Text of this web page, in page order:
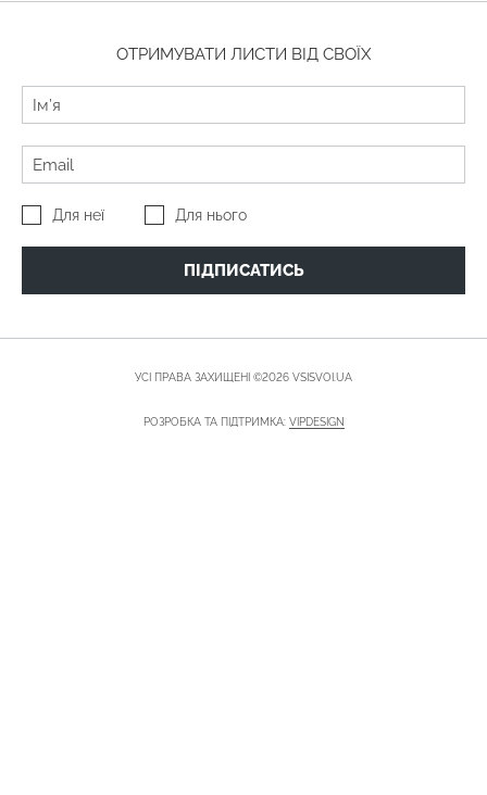
ОТРИМУВАТИ ЛИСТИ ВІД СВОЇХ
Для неї Для нього
ПІДПИСАТИСЬ
УСІ ПРАВА ЗАХИЩЕНІ ©2026 VSISVOI.UA
РОЗРОБКА ТА ПІДТРИМКА: VIPDESIGN